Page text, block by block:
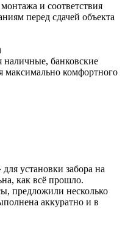
и соответствия
перед сдачей объекта
банковские
максимально комфортного
установки забора на
как всё прошло.
предложили несколько
аккуратно и в